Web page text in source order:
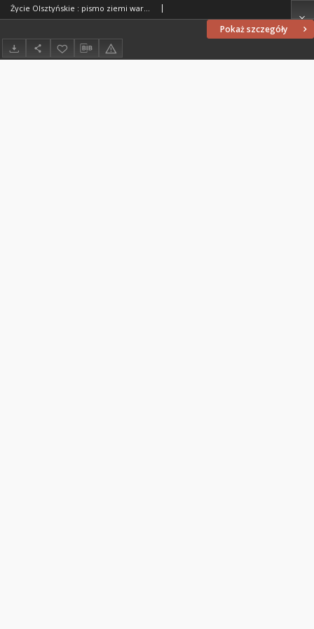
Pokaż szczegóły
Życie Olsztyńskie : pismo ziemi warmińsko-mazurskiej, 1954, nr 195